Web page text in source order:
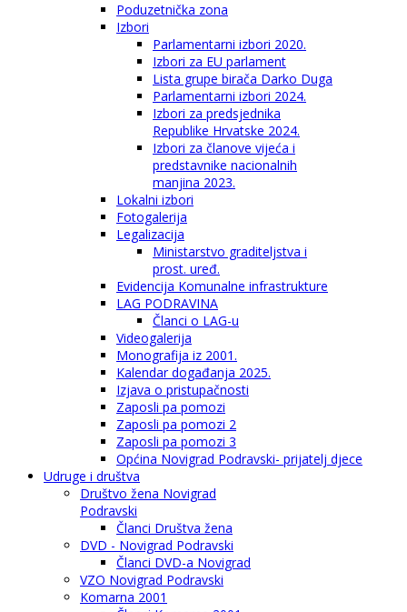
Poduzetnička zona
Izbori
Parlamentarni izbori 2020.
Izbori za EU parlament
Lista grupe birača Darko Duga
Parlamentarni izbori 2024.
Izbori za predsjednika
Republike Hrvatske 2024.
Izbori za članove vijeća i
predstavnike nacionalnih
manjina 2023.
Lokalni izbori
Fotogalerija
Legalizacija
Ministarstvo graditeljstva i
prost. uređ.
Evidencija Komunalne infrastrukture
LAG PODRAVINA
Članci o LAG-u
Videogalerija
Monografija iz 2001.
Kalendar događanja 2025.
Izjava o pristupačnosti
Zaposli pa pomozi
Zaposli pa pomozi 2
Zaposli pa pomozi 3
Općina Novigrad Podravski- prijatelj djece
Udruge i društva
Društvo žena Novigrad
Podravski
Članci Društva žena
DVD - Novigrad Podravski
Članci DVD-a Novigrad
VZO Novigrad Podravski
Komarna 2001